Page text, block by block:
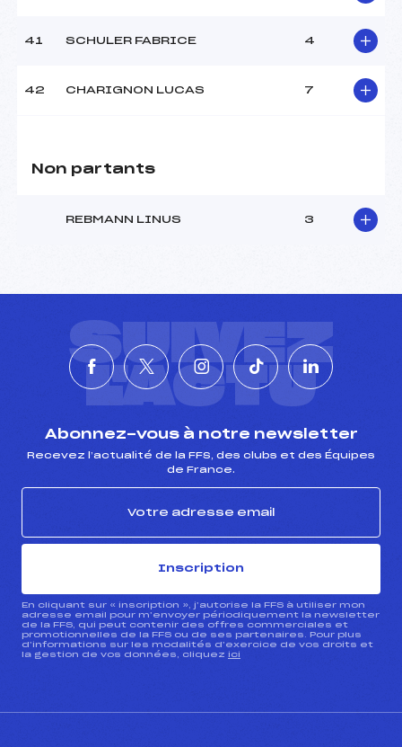
41 SCHULER FABRICE 4
42 CHARIGNON LUCAS 7
Non partants
REBMANN LINUS 3
SUIVEZ
L'ACTU
Abonnez-vous à notre newsletter
Recevez l’actualité de la FFS, des clubs et des Équipes
de France.
Inscription
En cliquant sur « inscription », j’autorise la FFS à utiliser mon
adresse email pour m’envoyer périodiquement la newsletter
de la FFS, qui peut contenir des offres commerciales et
promotionnelles de la FFS ou de ses partenaires. Pour plus
d’informations sur les modalités d’exercice de vos droits et
la gestion de vos données, cliquez ici